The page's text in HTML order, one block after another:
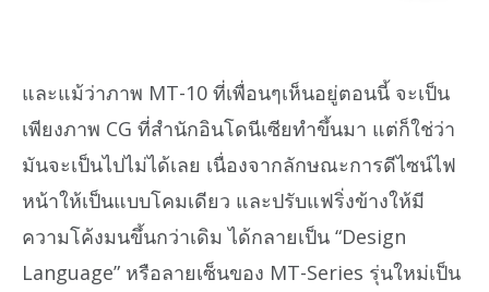
และแม้ว่าภาพ MT-10 ที่เพื่อนๆเห็นอยู่ตอนนี้ จะเป็น
เพียงภาพ CG ที่สำนักอินโดนีเซียทำขึ้นมา แต่ก็ใช่ว่า
มันจะเป็นไปไม่ได้เลย เนื่องจากลักษณะการดีไซน์ไฟ
หน้าให้เป็นแบบโคมเดียว และปรับแฟริ่งข้างให้มี
ความโค้งมนขึ้นกว่าเดิม ได้กลายเป็น “Design
Language” หรือลายเซ็นของ MT-Series รุ่นใหม่เป็น